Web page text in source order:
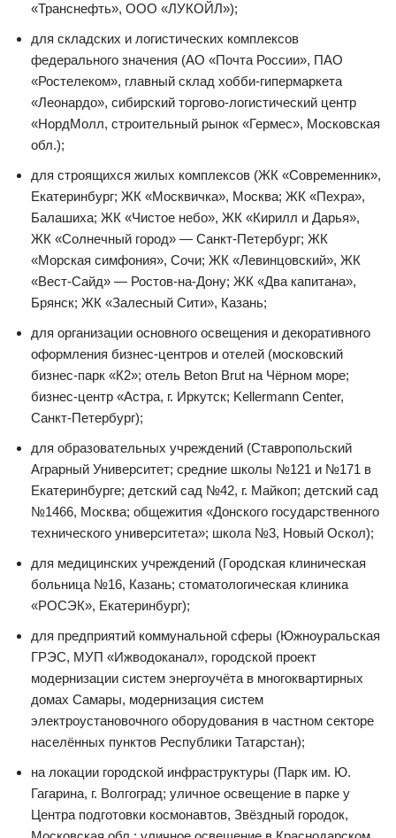
«Транснефть», ООО «ЛУКОЙЛ»);
для складских и логистических комплексов
федерального значения (АО «Почта России», ПАО
«Ростелеком», главный склад хобби-гипермаркета
«Леонардо», сибирский торгово-логистический центр
«НордМолл, строительный рынок «Гермес», Московская
обл.);
для строящихся жилых комплексов (ЖК «Современник»,
Екатеринбург; ЖК «Москвичка», Москва; ЖК «Пехра»,
Балашиха; ЖК «Чистое небо», ЖК «Кирилл и Дарья»,
ЖК «Солнечный город» — Санкт-Петербург; ЖК
«Морская симфония», Сочи; ЖК «Левинцовский», ЖК
«Вест-Сайд» — Ростов-на-Дону; ЖК «Два капитана»,
Брянск; ЖК «Залесный Сити», Казань;
для организации основного освещения и декоративного
оформления бизнес-центров и отелей (московский
бизнес-парк «К2»; отель Beton Brut на Чёрном море;
бизнес-центр «Астра, г. Иркутск; Kellermann Center,
Санкт-Петербург);
для образовательных учреждений (Ставропольский
Аграрный Университет; средние школы №121 и №171 в
Екатеринбурге; детский сад №42, г. Майкоп; детский сад
№1466, Москва; общежития «Донского государственного
технического университета»; школа №3, Новый Оскол);
для медицинских учреждений (Городская клиническая
больница №16, Казань; стоматологическая клиника
«РОСЭК», Екатеринбург);
для предприятий коммунальной сферы (Южноуральская
ГРЭС, МУП «Ижводоканал», городской проект
модернизации систем энергоучёта в многоквартирных
домах Самары, модернизация систем
электроустановочного оборудования в частном секторе
населённых пунктов Республики Татарстан);
на локации городской инфраструктуры (Парк им. Ю.
Гагарина, г. Волгоград; уличное освещение в парке у
Центра подготовки космонавтов, Звёздный городок,